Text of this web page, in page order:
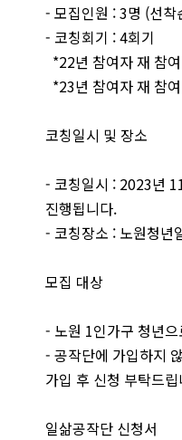
- 모집인원 : 3명 (선착
- 코칭회기 : 4회기
*22년 참여자 재 참
*23년 참여자 재 참
코칭일시 및 장소
- 코칭일시 : 2023년
진행됩니다.
- 코칭장소 : 노원청년
모집 대상
- 노원 1인가구 청년
- 공작단에 가입하지
가입 후 신청 부탁드
일삶공작단 신청서